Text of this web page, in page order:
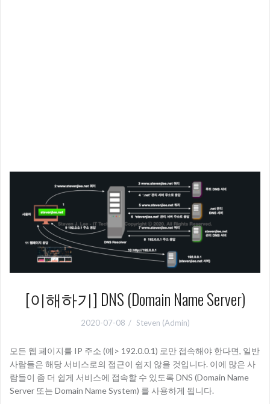
[이해하기] DNS (Domain Name Server)
2020-07-08 Steven (Admin)
모든 웹 페이지를 IP 주소 (예> 192.0.0.1) 로만 접속해야 한다면, 일반
사람들은 해당 서비스로의 접근이 쉽지 않을 것입니다. 이에 많은 사
람들이 좀 더 쉽게 서비스에 접속할 수 있도록 DNS (Domain Name
Server 또는 Domain Name System) 를 사용하게 됩니다.